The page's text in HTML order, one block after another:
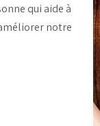
qui aide à
notre